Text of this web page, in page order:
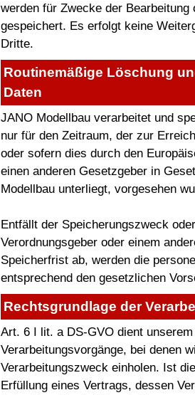
werden für Zwecke der
gespeichert. Es erfolgt keine
Dritte.
Routinemäßige Löschung
Daten
JANO Modellbau verarbeitet und
nur für den Zeitraum, der zur
oder sofern dies durch den
einen anderen Gesetzgeber in
Modellbau unterliegt, vorgesehen
Entfällt der Speicherungszweck
Verordnungsgeber oder einem
Speicherfrist ab, werden die
entsprechend den gesetzlichen
Rechtsgrundlage der
Art. 6 I lit. a DS-GVO dient
Verarbeitungsvorgänge, bei denen
Verarbeitungszweck einholen. Ist
Erfüllung eines Vertrags, dessen